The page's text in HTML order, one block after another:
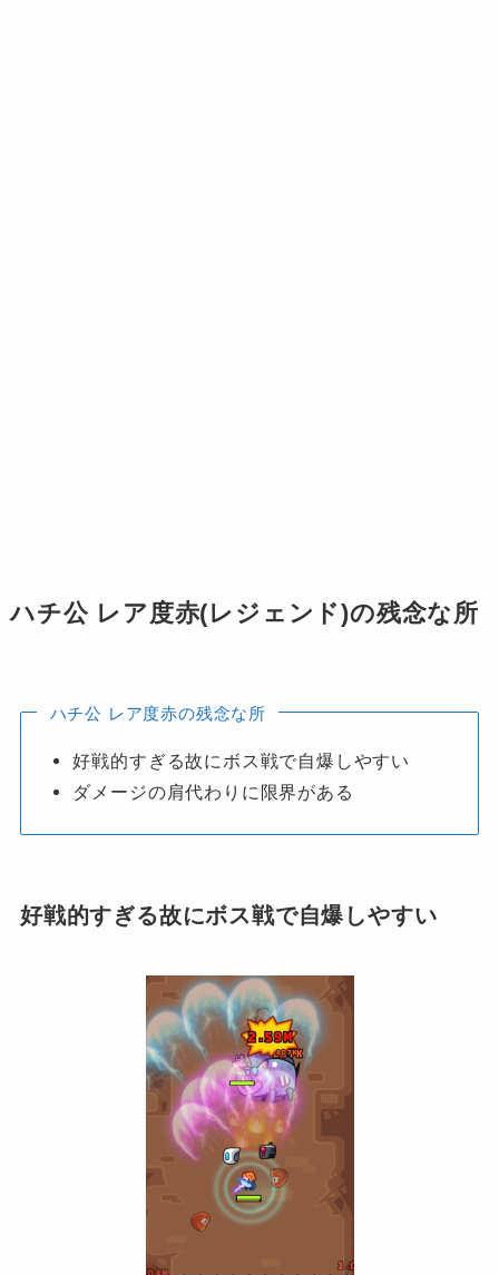
ハチ公 レア度赤(レジェンド)の残念な所
ハチ公 レア度赤の残念な所
好戦的すぎる故にボス戦で自爆しやすい
ダメージの肩代わりに限界がある
好戦的すぎる故にボス戦で自爆しやすい